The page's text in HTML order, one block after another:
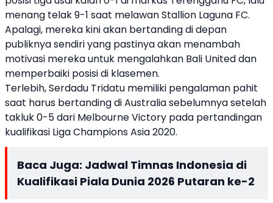
menang telak 9-1 saat melawan Stallion Laguna FC.
Apalagi, mereka kini akan bertanding di depan
publiknya sendiri yang pastinya akan menambah
motivasi mereka untuk mengalahkan Bali United dan
memperbaiki posisi di klasemen.
Terlebih, Serdadu Tridatu memiliki pengalaman pahit
saat harus bertanding di Australia sebelumnya setelah
takluk 0-5 dari Melbourne Victory pada pertandingan
kualifikasi Liga Champions Asia 2020.
Baca Juga: Jadwal Timnas Indonesia di
Kualifikasi Piala Dunia 2026 Putaran ke-2